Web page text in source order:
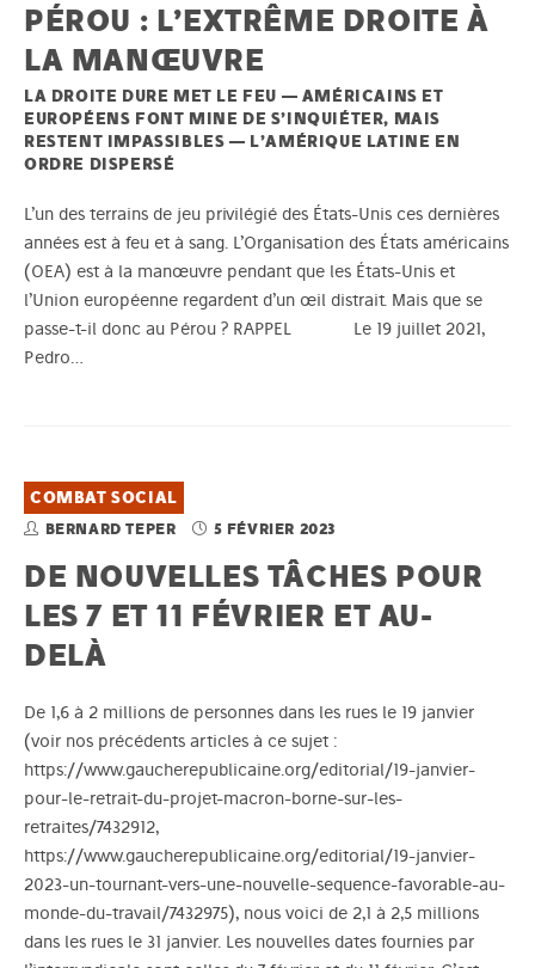
PÉROU : L’EXTRÊME DROITE À
LA MANŒUVRE
LA DROITE DURE MET LE FEU — AMÉRICAINS ET
EUROPÉENS FONT MINE DE S’INQUIÉTER, MAIS
RESTENT IMPASSIBLES — L’AMÉRIQUE LATINE EN
ORDRE DISPERSÉ
L’un des terrains de jeu privilégié des États-Unis ces dernières
années est à feu et à sang. L’Organisation des États américains
(OEA) est à la manœuvre pendant que les États-Unis et
l’Union européenne regardent d’un œil distrait. Mais que se
passe-t-il donc au Pérou ? RAPPEL Le 19 juillet 2021,
Pedro…
COMBAT SOCIAL
BERNARD TEPER 5 FÉVRIER 2023
DE NOUVELLES TÂCHES POUR
LES 7 ET 11 FÉVRIER ET AU-
DELÀ
De 1,6 à 2 millions de personnes dans les rues le 19 janvier
(voir nos précédents articles à ce sujet :
https://www.gaucherepublicaine.org/editorial/19-janvier-
pour-le-retrait-du-projet-macron-borne-sur-les-
retraites/7432912,
https://www.gaucherepublicaine.org/editorial/19-janvier-
2023-un-tournant-vers-une-nouvelle-sequence-favorable-au-
monde-du-travail/7432975), nous voici de 2,1 à 2,5 millions
dans les rues le 31 janvier. Les nouvelles dates fournies par